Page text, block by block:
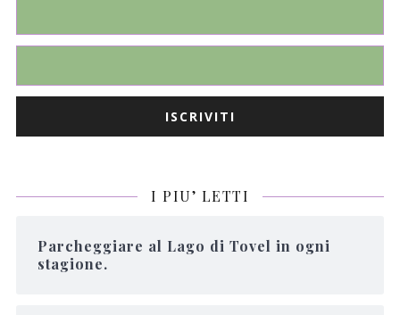
I PIU’ LETTI
Parcheggiare al Lago di Tovel in ogni
stagione.